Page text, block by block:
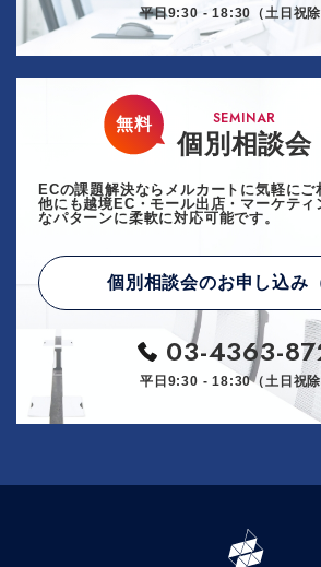
平日9:30 - 18:30（土日祝除
SEMINAR
個別相談会
無料
ECの課題解決ならメルカートに気軽にご
他にも越境EC・モール出店・マーケティ
なパターンに柔軟に対応可能です。
個別相談会のお申し込み
03-4363-
平日9:30 - 18:30（土日祝除